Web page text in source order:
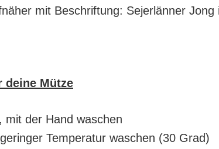
mit Beschriftung: Sejerlänner Jong
deine Mütze
mit der Hand waschen
Temperatur waschen (30 Grad)